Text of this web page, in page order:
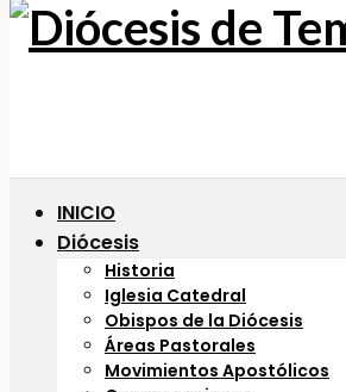
INICIO
Diócesis
Historia
Iglesia Catedral
Obispos de la Diócesis
Áreas Pastorales
Movimientos Apostólicos